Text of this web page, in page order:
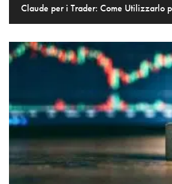
Claude per i Trader: Come Utilizzarlo